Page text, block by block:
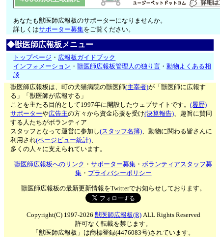
あなたも獣医師広報板のサポーターになりませんか。
詳しくはサポーター募集をご覧ください。
◆獣医師広報板メニュー
トップページ ・ 広報板ガイドブック
インフォメーション ・獣医師広報板管理人の独り言 ・動物よくある相
談
獣医師広報板は、町の犬猫病院の獣医師(主宰者)が「獣医師に広報す
る」「獣医師が広報する」
ことを主たる目的として1997年に開設したウェブサイトです。(履歴)
サポーターや広告主の方々から資金応援を受け(決算報告)、趣旨に賛同
する人たちがボランティア
スタッフとなって運営に参加し(スタッフ名簿)、動物に関わる皆さんに
利用され(ページビュー統計)、
多くの人々に支えられています。
獣医師広報板へのリンク ・サポーター募集 ・ボランティアスタッフ募
集・ プライバシーポリシー
獣医師広報板の最新更新情報をTwitterでお知らせしております。
Copyright(C) 1997-2026 獣医師広報板(R)ALL Rights Reserved
許可なく転載を禁じます。
「獣医師広報板」は商標登録(4476083号)されています。